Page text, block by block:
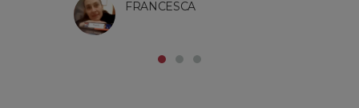
FRANCESCA